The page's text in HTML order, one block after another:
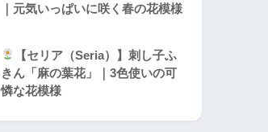
｜元気いっぱいに咲く春の花模様
【セリア（Seria）】刺し子ふ
きん「麻の葉花」｜3色使いの可
憐な花模様